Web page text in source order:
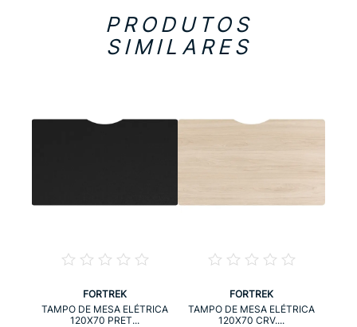
PRODUTOS
SIMILARES
FORTREK
TAMPO DE MESA ELÉTRICA
120X70 PRET...
FORTREK
TAMPO DE MESA ELÉTRICA
120X70 CRV....